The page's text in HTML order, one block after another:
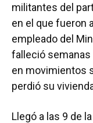
militantes del
en el que fueron
empleado del
falleció semanas
en movimientos
perdió su
Llegó a las 9 de